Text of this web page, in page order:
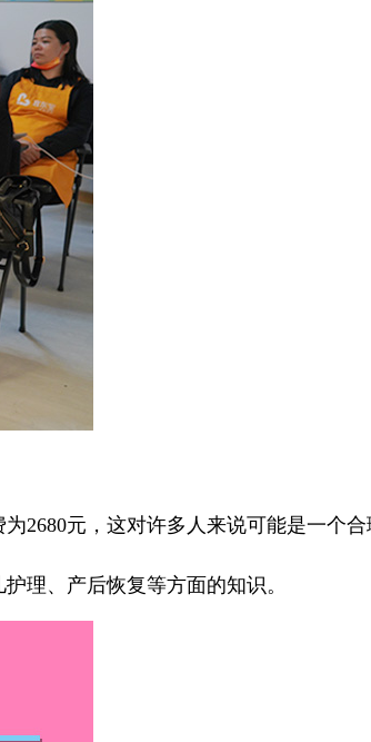
元，这对许多人来说可能是一个合
理、产后恢复等方面的知识。